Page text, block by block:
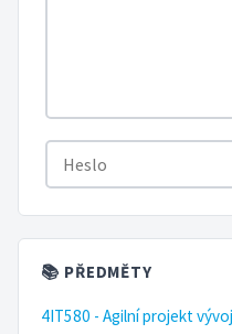
📚 PŘEDMĚTY
4IT580 - Agilní projekt